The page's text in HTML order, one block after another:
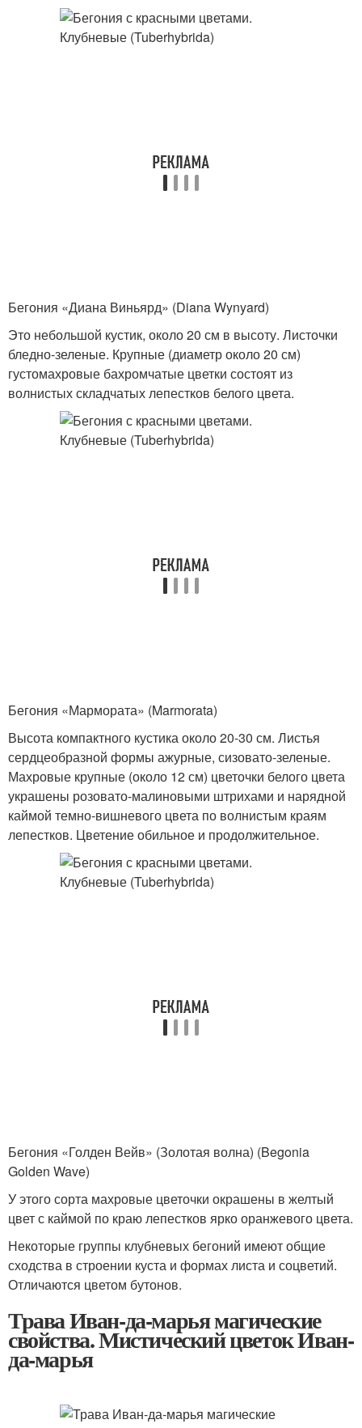
Бегония «Диана Виньярд» (Diana Wynyard)
Это небольшой кустик, около 20 см в высоту. Листочки
бледно-зеленые. Крупные (диаметр около 20 см)
густомахровые бахромчатые цветки состоят из
волнистых складчатых лепестков белого цвета.
Бегония «Мармората» (Marmorata)
Высота компактного кустика около 20-30 см. Листья
сердцеобразной формы ажурные, сизовато-зеленые.
Махровые крупные (около 12 см) цветочки белого цвета
украшены розовато-малиновыми штрихами и нарядной
каймой темно-вишневого цвета по волнистым краям
лепестков. Цветение обильное и продолжительное.
Бегония «Голден Вейв» (Золотая волна) (Begonia
Golden Wave)
У этого сорта махровые цветочки окрашены в желтый
цвет с каймой по краю лепестков ярко оранжевого цвета.
Некоторые группы клубневых бегоний имеют общие
сходства в строении куста и формах листа и соцветий.
Отличаются цветом бутонов.
Трава Иван-да-марья магические
свойства. Мистический цветок Иван-
да-марья